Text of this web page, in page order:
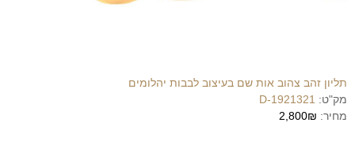
תליון זהב צהוב אות שם בעיצוב לבבות יהלומים
מק"ט: 1921321-D
מחיר: 2,800₪